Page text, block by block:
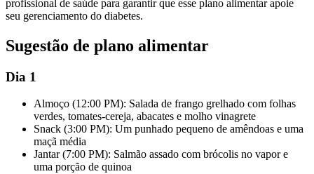
profissional de saúde para garantir que esse plano alimentar apoie
seu gerenciamento do diabetes.
Sugestão de plano alimentar
Dia 1
Almoço (12:00 PM): Salada de frango grelhado com folhas
verdes, tomates-cereja, abacates e molho vinagrete
Snack (3:00 PM): Um punhado pequeno de amêndoas e uma
maçã média
Jantar (7:00 PM): Salmão assado com brócolis no vapor e
uma porção de quinoa